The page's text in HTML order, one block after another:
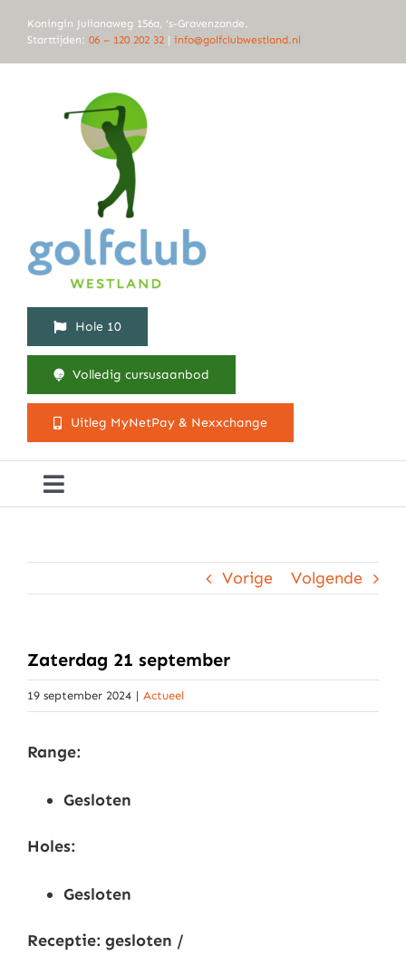
naar
Koningin Julianaweg 156a, ‘s-Gravenzande.
Starttijden: 06 – 120 202 32 | info@golfclubwestland.nl
Hole 10
Volledig cursusaanbod
Uitleg MyNetPay & Nexxchange
Toggle
Lessen
Arrangementen
Activiteitenkalender
Contact
Vorige Volgende
Zaterdag 21 september
19 september 2024 | Actueel
Range:
Gesloten
Holes:
Gesloten
Receptie: gesloten /